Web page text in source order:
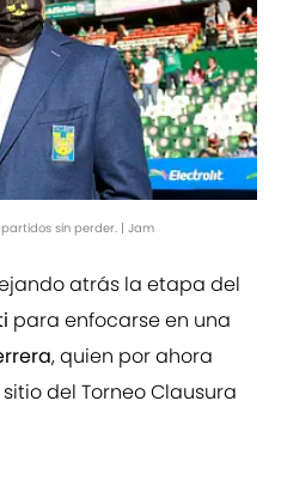
sin perder. | Jam
atrás la etapa del
para enfocarse en una
, quien por ahora
del Torneo Clausura